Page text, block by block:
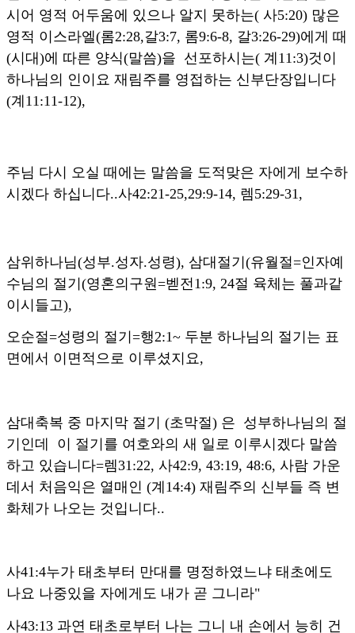
시어 영적 어두움에 있으나 알지 못하는( 사5:20) 많은
영적 이스라엘(롬2:28,갈3:7, 롬9:6-8, 갈3:26-29)에게 때
(시대)에 따른 양식(말씀)을 선포하시는( 계11:3)것이
하나님의 인이요 재림주를 영접하는 신부단장입니다
(계11:11-12),
주님 다시 오실 때에는 말씀을 도적맞은 자에게 보수하
시겠다 하십니다..사42:21-25,29:9-14, 렘5:29-31,
삼위하나님(성부.성자.성령), 삼대절기(유월절=인자예
수님의 절기(영혼의구원=벧전1:9, 24절 육체는 풀과같
이시들고),
오순절=성령의 절기=행2:1~ 두분 하나님의 절기는 표
면에서 이면적으로 이루셨지요,
삼대축복 중 마지막 절기 (초막절) 은 성부하나님의 절
기인데 이 절기를 여호와의 새 일로 이루시겠다 말씀
하고 있습니다=렘31:22, 사42:9, 43:19, 48:6, 사람 가운
데서 처음익은 열매인 (계14:4) 재림주의 신부들 즉 변
화체가 나오는 것입니다..
사41:4누가 태초부터 만대를 명정하였느냐 태초에도
나요 나중있을 자에게도 내가 곧 그니라"
사43:13 과연 태초로부터 나는 그니 내 손에서 능히 건